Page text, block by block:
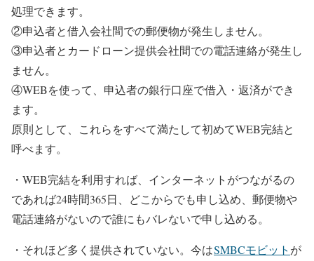
処理できます。
②申込者と借入会社間での郵便物が発生しません。
③申込者とカードローン提供会社間での電話連絡が発生し
ません。
④WEBを使って、申込者の銀行口座で借入・返済ができ
ます。
原則として、これらをすべて満たして初めてWEB完結と
呼べます。
・WEB完結を利用すれば、インターネットがつながるの
であれば24時間365日、どこからでも申し込め、郵便物や
電話連絡がないので誰にもバレないで申し込める。
・それほど多く提供されていない。今はSMBCモビット が